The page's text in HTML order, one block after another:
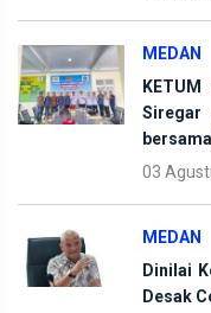
MEDAN
03
MEDAN
Dinilai
Desak